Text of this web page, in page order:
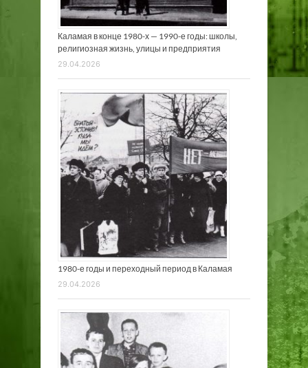
Каламая в конце 1980-х — 1990-е годы: школы,
религиозная жизнь, улицы и предприятия
29.04.2026
1980-е годы и переходный период в Каламая
29.04.2026